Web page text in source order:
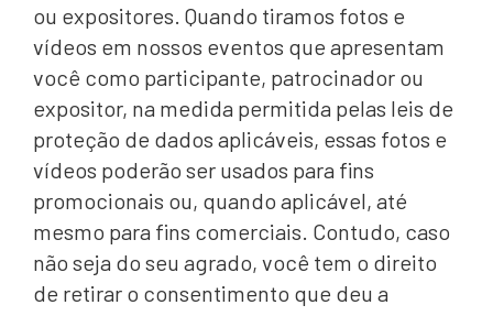
ou expositores. Quando tiramos fotos e
vídeos em nossos eventos que apresentam
você como participante, patrocinador ou
expositor, na medida permitida pelas leis de
proteção de dados aplicáveis, essas fotos e
vídeos poderão ser usados ​​para fins
promocionais ou, quando aplicável, até
mesmo para fins comerciais. Contudo, caso
não seja do seu agrado, você tem o direito
de retirar o consentimento que deu a